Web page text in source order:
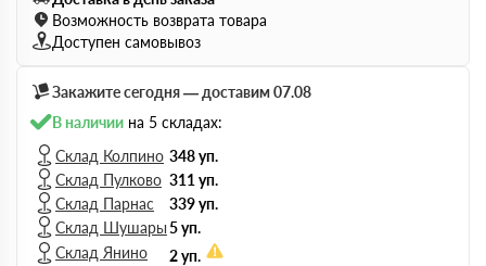
Возможность возврата товара
Доступен самовывоз
Закажите сегодня — доставим 07.08
В наличии на 5 складах:
Склад Колпино 348 уп.
Склад Пулково 311 уп.
Склад Парнас
339 уп.
Склад Шушары 5 уп.
Склад Янино
2 уп.